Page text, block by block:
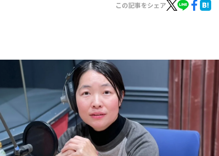
イベント・グッズ
YouTube
会社情報
この記事をシェア